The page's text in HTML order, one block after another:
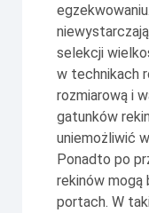
selekcji
w technikach
rozmiarową i
gatunków
uniemożliwić
Ponadto po
rekinów mogą
portach. W